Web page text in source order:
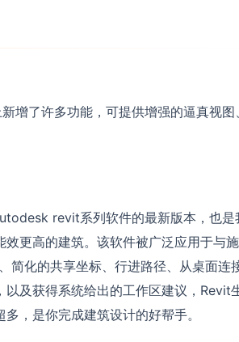
了许多功能，可提供增强的逼真视图、
revit系列软件的最新版本，也是
更高的建筑。该软件被广泛应用于与施
简化的共享坐标、行进路径、从桌面连
及获得系统给出的工作区建议，Revit
，是你完成建筑设计的好帮手。